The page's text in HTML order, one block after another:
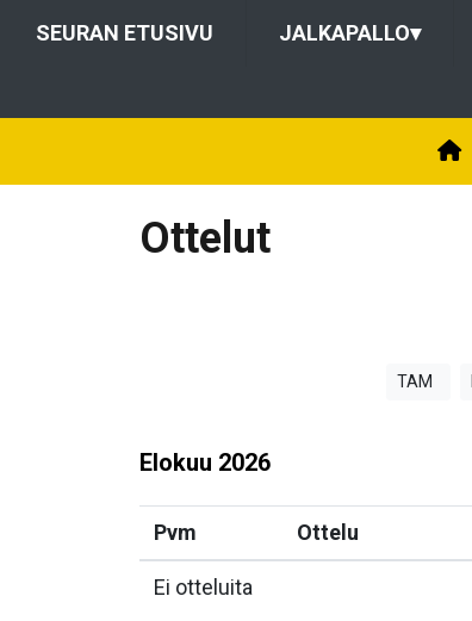
SEURAN ETUSIVU JALKAPALLO▾
Ottelut
TAM
Elokuu 2026
Pvm Ottelu
Ei otteluita